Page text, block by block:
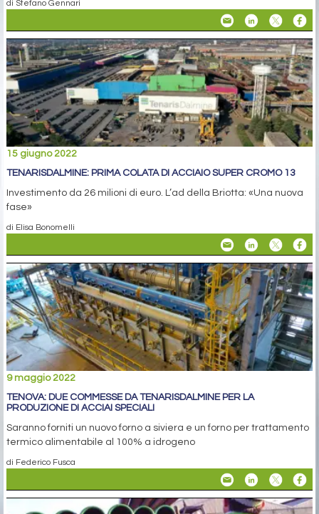
di Stefano Gennari
15 giugno 2022
TENARISDALMINE: PRIMA COLATA DI ACCIAIO SUPER CROMO 13
Investimento da 26 milioni di euro. L’ad della Briotta: «Una nuova
fase»
di Elisa Bonomelli
9 maggio 2022
TENOVA: DUE COMMESSE DA TENARISDALMINE PER LA
PRODUZIONE DI ACCIAI SPECIALI
Saranno forniti un nuovo forno a siviera e un forno per trattamento
termico alimentabile al 100% a idrogeno
di Federico Fusca